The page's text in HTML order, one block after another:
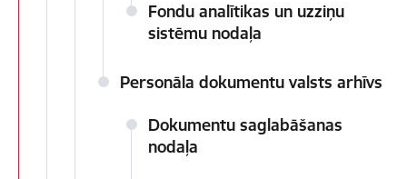
Fondu analītikas un uzziņu
sistēmu nodaļa
Personāla dokumentu valsts arhīvs
Dokumentu saglabāšanas
nodaļa